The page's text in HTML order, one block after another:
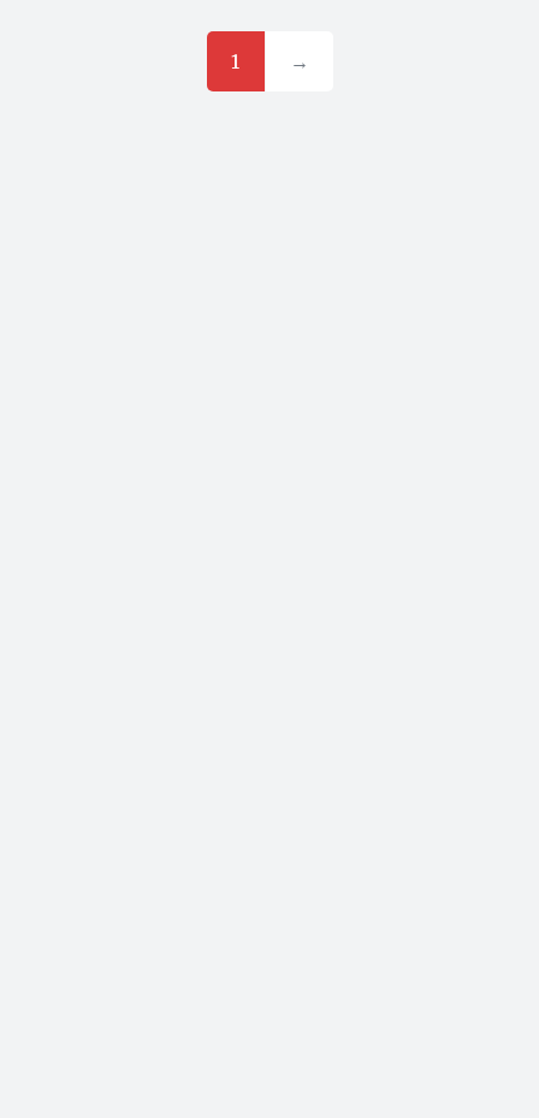
1 →